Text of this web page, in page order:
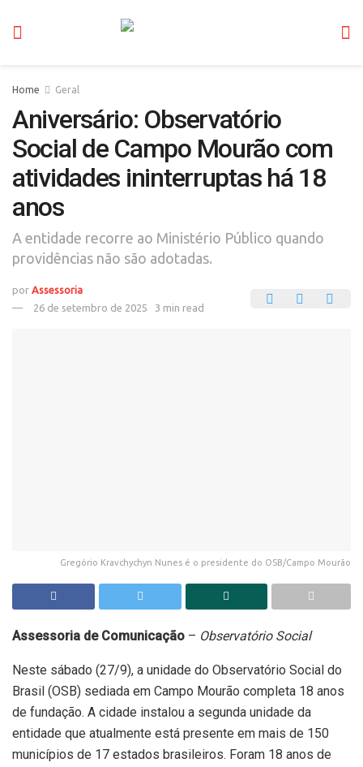
Home Geral
Aniversário: Observatório
Social de Campo Mourão com
atividades ininterruptas há 18
anos
A entidade recorre ao Ministério Público quando
providências não são adotadas.
por Assessoria
26 de setembro de 2025
3 min read
Gregório Kravchychyn Nunes é o presidente do OSB/Campo Mourão
Assessoria de Comunicação – Observatório Social
Neste sábado (27/9), a unidade do Observatório Social do
Brasil (OSB) sediada em Campo Mourão completa 18 anos
de fundação. A cidade instalou a segunda unidade da
entidade que atualmente está presente em mais de 150
municípios de 17 estados brasileiros. Foram 18 anos de